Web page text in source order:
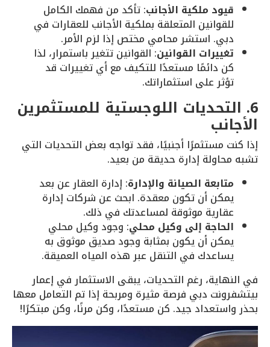
قيود ملكية الأجانب: تأكد من فهمك الكامل
للقوانين المتعلقة بملكية الأجانب للعقارات في
دبي. استشر محامي مختص إذا لزم الأمر.
تغييرات القوانين: القوانين تتغير باستمرار، لذا
كن دائمًا مستعدًا للتكيف مع أي تغييرات قد
تؤثر على استثماراتك.
6. التحديات اللوجستية للمستثمرين
الأجانب
إذا كنت مستثمرًا أجنبيًا، فقد تواجه بعض التحديات التي
تشبه محاولة إدارة حديقة من بعيد.
متابعة الصيانة والإدارة: إدارة العقار عن بعد
يمكن أن تكون معقدة. ابحث عن شركات إدارة
عقارية موثوقة لمساعدتك في ذلك.
الحاجة إلى وكيل محلي: وجود وكيل محلي
يمكن أن يكون بمثابة وجود صديق موثوق به
يساعدك في التنقل عبر هذه المياه العميقة.
في النهاية، رغم التحديات، يبقى الاستثمار في إعمار
بيتشفرونت دبي فرصة مثيرة ومربحة إذا تم التعامل معها
بحذر واستعداد جيد. كن مستعدًا، وكن مرنًا، وكن مبتكرًا!